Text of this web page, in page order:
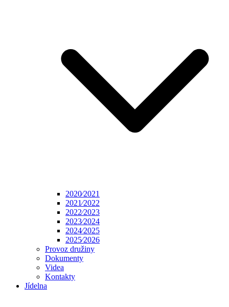
2020⁄2021
2021⁄2022
2022⁄2023
2023⁄2024
2024⁄2025
2025⁄2026
Provoz družiny
Dokumenty
Videa
Kontakty
Jídelna